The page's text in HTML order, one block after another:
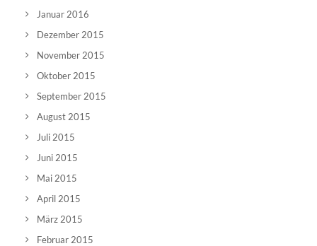
Januar 2016
Dezember 2015
November 2015
Oktober 2015
September 2015
August 2015
Juli 2015
Juni 2015
Mai 2015
April 2015
März 2015
Februar 2015